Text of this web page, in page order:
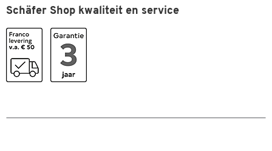
Breedte (mm)
Schäfer Shop kwaliteit en service